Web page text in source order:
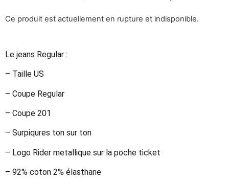
Ce produit est actuellement en rupture et indisponible.
Le jeans Regular :
– Taille US
– Coupe Regular
– Coupe 201
– Surpiqures ton sur ton
– Logo Rider metallique sur la poche ticket
– 92% coton 2% élasthane